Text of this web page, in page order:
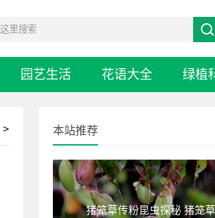
园艺生活 花语大全 绿植
> 本站推荐
猪笼草传粉昆虫探秘 猪笼草